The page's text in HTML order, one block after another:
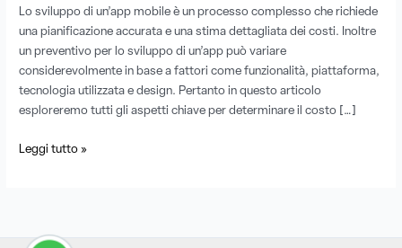
Lo sviluppo di un’app mobile è un processo complesso che richiede
una pianificazione accurata e una stima dettagliata dei costi. Inoltre
un preventivo per lo sviluppo di un’app può variare
considerevolmente in base a fattori come funzionalità, piattaforma,
tecnologia utilizzata e design. Pertanto in questo articolo
esploreremo tutti gli aspetti chiave per determinare il costo […]
Leggi tutto »